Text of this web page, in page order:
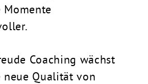
Momente
Coaching wächst
neue Qualität von